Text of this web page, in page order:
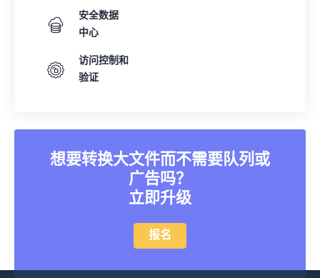
安全数据
中心
访问控制和
验证
想要转换大文件而不需要队列或
广告吗？
立即升级
报名